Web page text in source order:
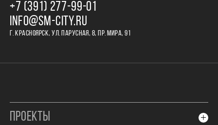
+7 (391) 277‒99‒01
INFO@SM-CITY.RU
Г. КРАСНОЯРСК, УЛ. ПАРУСНАЯ, 8, ПР. МИРА, 91
ПРОЕКТЫ